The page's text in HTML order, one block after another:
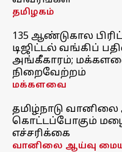
தமிழகம்
135 ஆண்டுகால
டிஜிட்டல் வங்கிப்
அங்கீகாரம்;
நிறைவேற்றம்
மக்களவை
தமிழ்நாடு
கொட்டப்போகும்
எச்சரிக்கை
வானிலை ஆய்வு